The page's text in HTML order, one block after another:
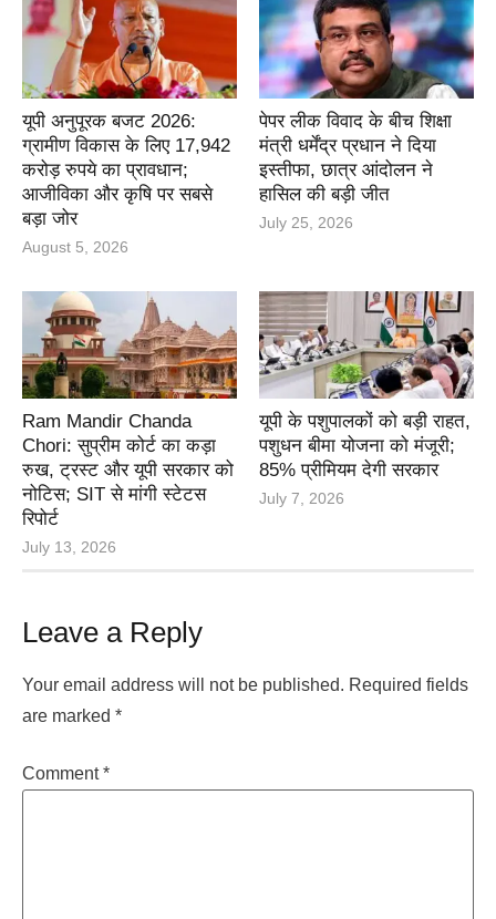
यूपी अनुपूरक बजट 2026:
ग्रामीण विकास के लिए 17,942
करोड़ रुपये का प्रावधान;
आजीविका और कृषि पर सबसे
बड़ा जोर
August 5, 2026
पेपर लीक विवाद के बीच शिक्षा
मंत्री धर्मेंद्र प्रधान ने दिया
इस्तीफा, छात्र आंदोलन ने
हासिल की बड़ी जीत
July 25, 2026
Ram Mandir Chanda
Chori: सुप्रीम कोर्ट का कड़ा
रुख, ट्रस्ट और यूपी सरकार को
नोटिस; SIT से मांगी स्टेटस
रिपोर्ट
July 13, 2026
यूपी के पशुपालकों को बड़ी राहत,
पशुधन बीमा योजना को मंजूरी;
85% प्रीमियम देगी सरकार
July 7, 2026
Leave a Reply
Your email address will not be published. Required fields
are marked *
Comment*